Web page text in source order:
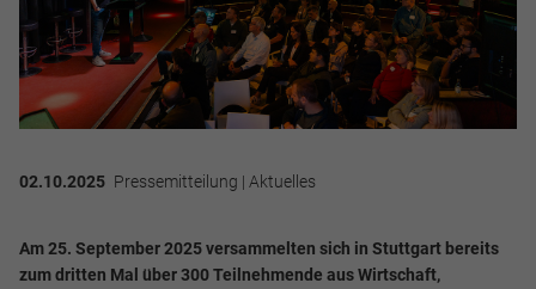
02.10.2025 Pressemitteilung | Aktuelles
Am 25. September 2025 versammelten sich in Stuttgart bereits
zum dritten Mal über 300 Teilnehmende aus Wirtschaft,